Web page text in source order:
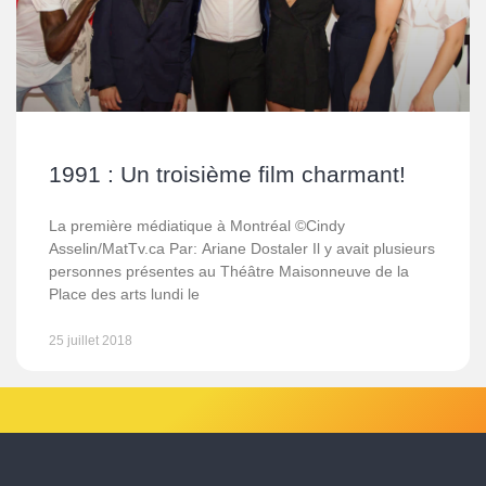
1991 : Un troisième film charmant!
La première médiatique à Montréal ©Cindy
Asselin/MatTv.ca Par: Ariane Dostaler Il y avait plusieurs
personnes présentes au Théâtre Maisonneuve de la
Place des arts lundi le
25 juillet 2018